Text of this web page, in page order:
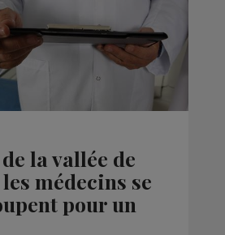
la vallée de
médecins se
pour un